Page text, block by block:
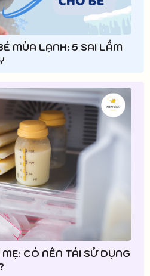
MÙA LẠNH: 5 SAI LẦM
CÓ NÊN TÁI SỬ DỤNG